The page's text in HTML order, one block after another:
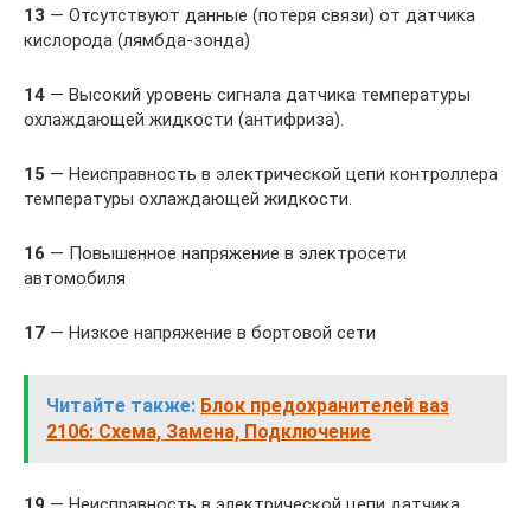
13 — Отсутствуют данные (потеря связи) от датчика
кислорода (лямбда-зонда)
14 — Высокий уровень сигнала датчика температуры
охлаждающей жидкости (антифриза).
15 — Неисправность в электрической цепи контроллера
температуры охлаждающей жидкости.
16 — Повышенное напряжение в электросети
автомобиля
17 — Низкое напряжение в бортовой сети
Читайте также: Блок предохранителей ваз
2106: Схема, Замена, Подключение